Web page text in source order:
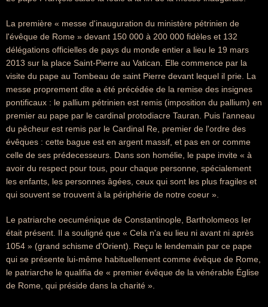
La première « messe d'inauguration du ministère pétrinien de
l'évêque de Rome » devant 150 000 à 200 000 fidèles et 132
délégations officielles de pays du monde entier a lieu le 19 mars
2013 sur la place Saint-Pierre au Vatican. Elle commence par la
visite du pape au Tombeau de saint Pierre devant lequel il prie. La
messe proprement dite a été précédée de la remise des insignes
pontificaux : le pallium pétrinien est remis (imposition du pallium) en
premier au pape par le cardinal protodiacre Tauran. Puis l'anneau
du pêcheur est remis par le Cardinal Re, premier de l'ordre des
évêques : cette bague est en argent massif, et pas en or comme
celle de ses prédecesseurs. Dans son homélie, le pape invite « à
avoir du respect pour tous, pour chaque personne, spécialement
les enfants, les personnes âgées, ceux qui sont les plus fragiles et
qui souvent se trouvent à la périphérie de notre coeur ».
Le patriarche oecuménique de Constantinople, Bartholomeos Ier
était présent. Il a souligné que « Cela n'a eu lieu ni avant ni après
1054 » (grand schisme d'Orient). Reçu le lendemain par ce pape
qui se présente lui-même habituellement comme évêque de Rome,
le patriarche le qualifia de « premier évêque de la vénérable Église
de Rome, qui préside dans la charité ».